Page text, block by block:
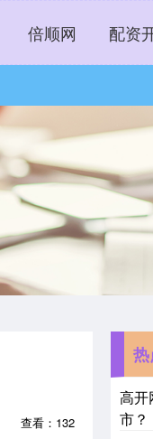
倍顺网 配资
查看：132
高开
市？